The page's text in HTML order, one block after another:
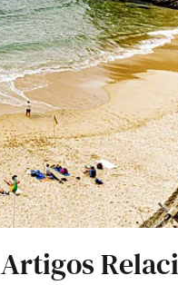
Artigos